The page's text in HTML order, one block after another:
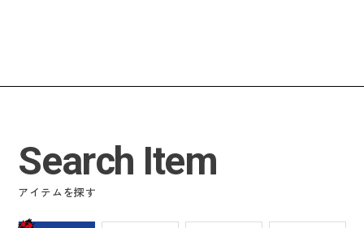
Search Item
アイテムを探す